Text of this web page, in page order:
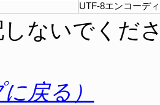
UTF-8エンコーデ
しないでくだ
戻る）